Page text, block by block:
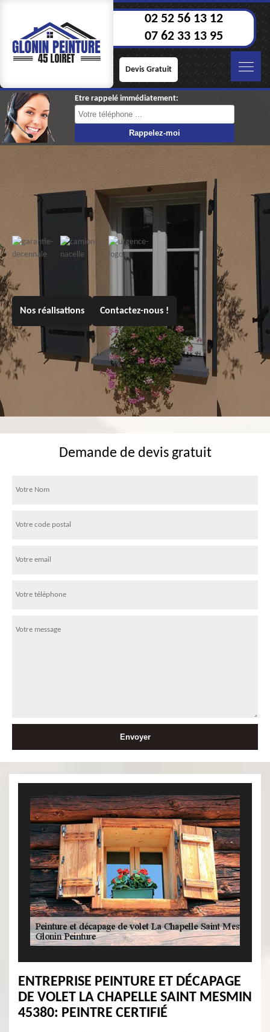
02 52 56 13 12
07 62 33 13 95
Devis Gratuit
Etre rappelé immédiatement:
Nos réalisations Contactez-nous !
Demande de devis gratuit
ENTREPRISE PEINTURE ET DÉCAPAGE
DE VOLET LA CHAPELLE SAINT MESMIN
45380: PEINTRE CERTIFIÉ